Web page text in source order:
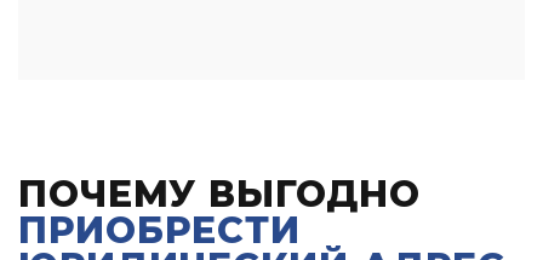
ПОЧЕМУ ВЫГОДНО
ПРИОБРЕСТИ